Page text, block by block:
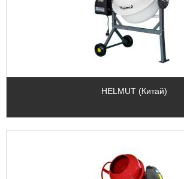
HELMUT (Китай)